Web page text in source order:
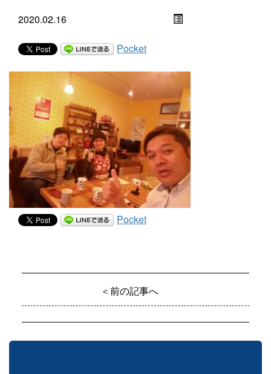
2020.02.16
Pocket
Pocket
＜前の記事へ